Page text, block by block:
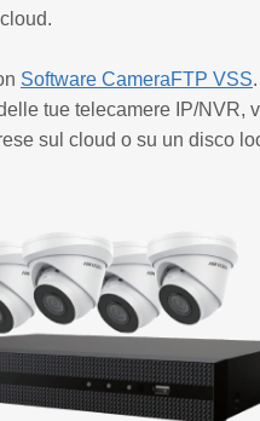
Software CameraFTP VSS.
tue telecamere IP/NVR,
sul cloud o su un disco